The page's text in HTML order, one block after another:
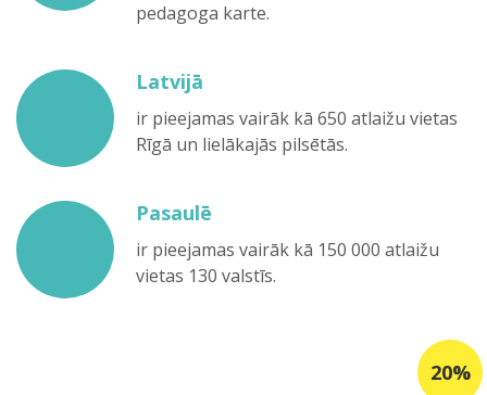
pedagoga karte.
Latvijā
ir pieejamas vairāk kā 650 atlaižu vietas
Rīgā un lielākajās pilsētās.
Pasaulē
ir pieejamas vairāk kā 150 000 atlaižu
vietas 130 valstīs.